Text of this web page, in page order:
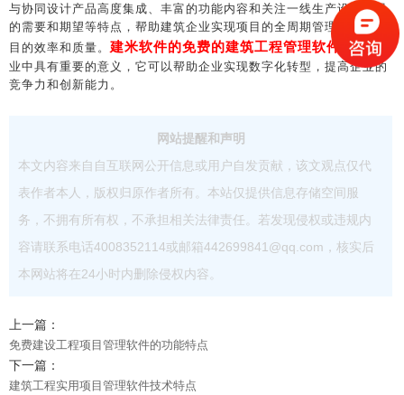
与协同设计产品高度集成、丰富的功能内容和关注一线生产设计人员
的需要和期望等特点，帮助建筑企业实现项目的全周期管理，提高项
目的效率和质量。 建米软件的免费的建筑工程管理软件
在建筑行
业中具有重要的意义，它可以帮助企业实现数字化转型，提高企业的
竞争力和创新能力。
网站提醒和声明
本文内容来自自互联网公开信息或用户自发贡献，该文观点仅代
表作者本人，版权归原作者所有。本站仅提供信息存储空间服
务，不拥有所有权，不承担相关法律责任。若发现侵权或违规内
容请联系电话4008352114或邮箱442699841@qq.com，核实后
本网站将在24小时内删除侵权内容。
上一篇：
免费建设工程项目管理软件的功能特点
下一篇：
建筑工程实用项目管理软件技术特点